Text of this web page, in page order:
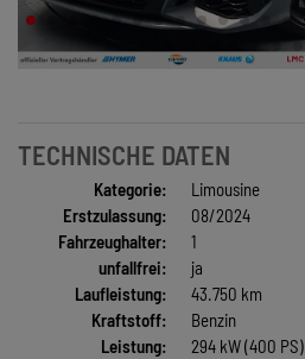
TECHNISCHE DATEN
Kategorie:
Limousine
Erstzulassung:
08/2024
Fahrzeughalter:
1
unfallfrei:
ja
Laufleistung:
43.750 km
Kraftstoff:
Benzin
Leistung:
294 kW (400 PS)